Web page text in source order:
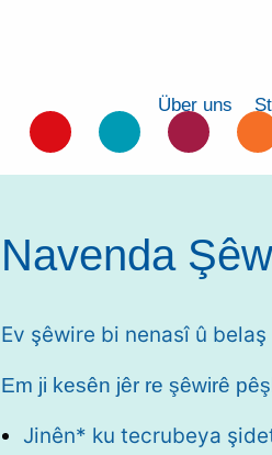
Über uns
Navenda
Ev şêwire bi nenasî û belaş
Em ji kesên jêr re şêwirê
Jinên* ku tecrubeya